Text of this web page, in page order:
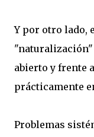
Y por otro lado,
"naturalización"
abierto y frente
prácticamente
Problemas